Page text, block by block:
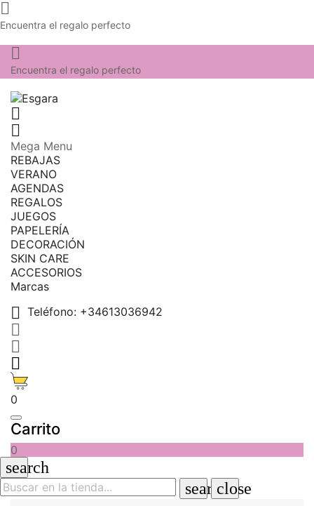

Encuentra el regalo perfecto

Encuentra el regalo perfecto


Mega Menu
REBAJAS
VERANO
AGENDAS
REGALOS
JUEGOS
PAPELERÍA
DECORACIÓN
SKIN CARE
ACCESORIOS
Marcas
 Teléfono: +34613036942



0
Carrito
0
search
searchclose